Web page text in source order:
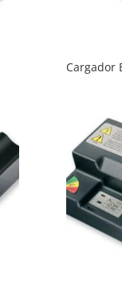
Cargador